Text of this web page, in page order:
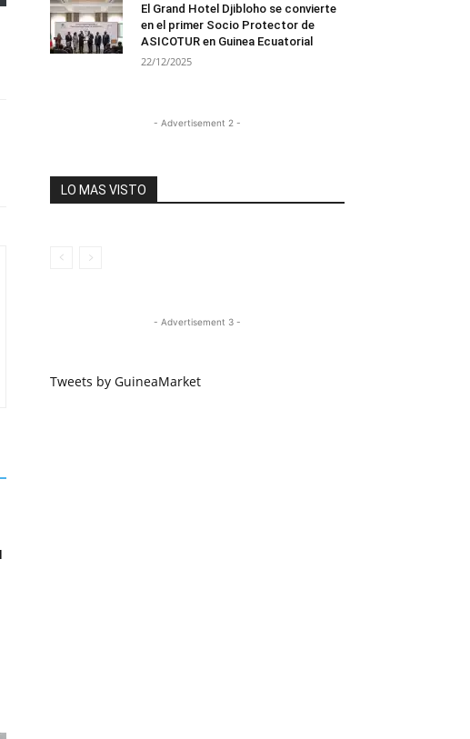
El Grand Hotel Djibloho se convierte
en el primer Socio Protector de
ASICOTUR en Guinea Ecuatorial
22/12/2025
- Advertisement 2 -
LO MAS VISTO
- Advertisement 3 -
Tweets by GuineaMarket